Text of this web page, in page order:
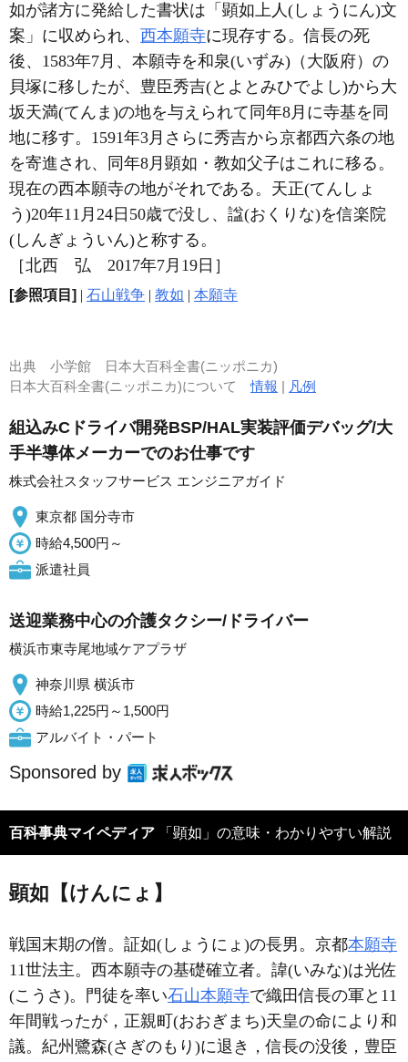
如が諸方に発給した書状は「顕如上人(しょうにん)文
案」に収められ、 西本願寺に現存する。信長の死
後、1583年7月、本願寺を和泉(いずみ)（大阪府）の
貝塚に移したが、豊臣秀吉(とよとみひでよし)から大
坂天満(てんま)の地を与えられて同年8月に寺基を同
地に移す。1591年3月さらに秀吉から京都西六条の地
を寄進され、同年8月顕如・教如父子はこれに移る。
現在の西本願寺の地がそれである。天正(てんしょ
う)20年11月24日50歳で没し、諡(おくりな)を信楽院
(しんぎょういん)と称する。
［北西 弘 2017年7月19日］
[参照項目] | 石山戦争 | 教如 | 本願寺
出典 小学館 日本大百科全書(ニッポニカ)
日本大百科全書(ニッポニカ)について情報 | 凡例
組込みCドライバ開発BSP/HAL実装評価デバッグ/大
手半導体メーカーでのお仕事です
株式会社スタッフサービス エンジニアガイド
東京都 国分寺市
時給4,500円～
派遣社員
送迎業務中心の介護タクシー/ドライバー
横浜市東寺尾地域ケアプラザ
神奈川県 横浜市
時給1,225円～1,500円
アルバイト・パート
Sponsored by
百科事典マイペディア 「顕如」の意味・わかりやすい解説
顕如【けんにょ】
戦国末期の僧。証如(しょうにょ)の長男。京都本願寺
11世法主。西本願寺の基礎確立者。諱(いみな)は光佐
(こうさ)。門徒を率い石山本願寺で織田信長の軍と11
年間戦ったが，正親町(おおぎまち)天皇の命により和
議。紀州鷺森(さぎのもり)に退き，信長の没後，豊臣